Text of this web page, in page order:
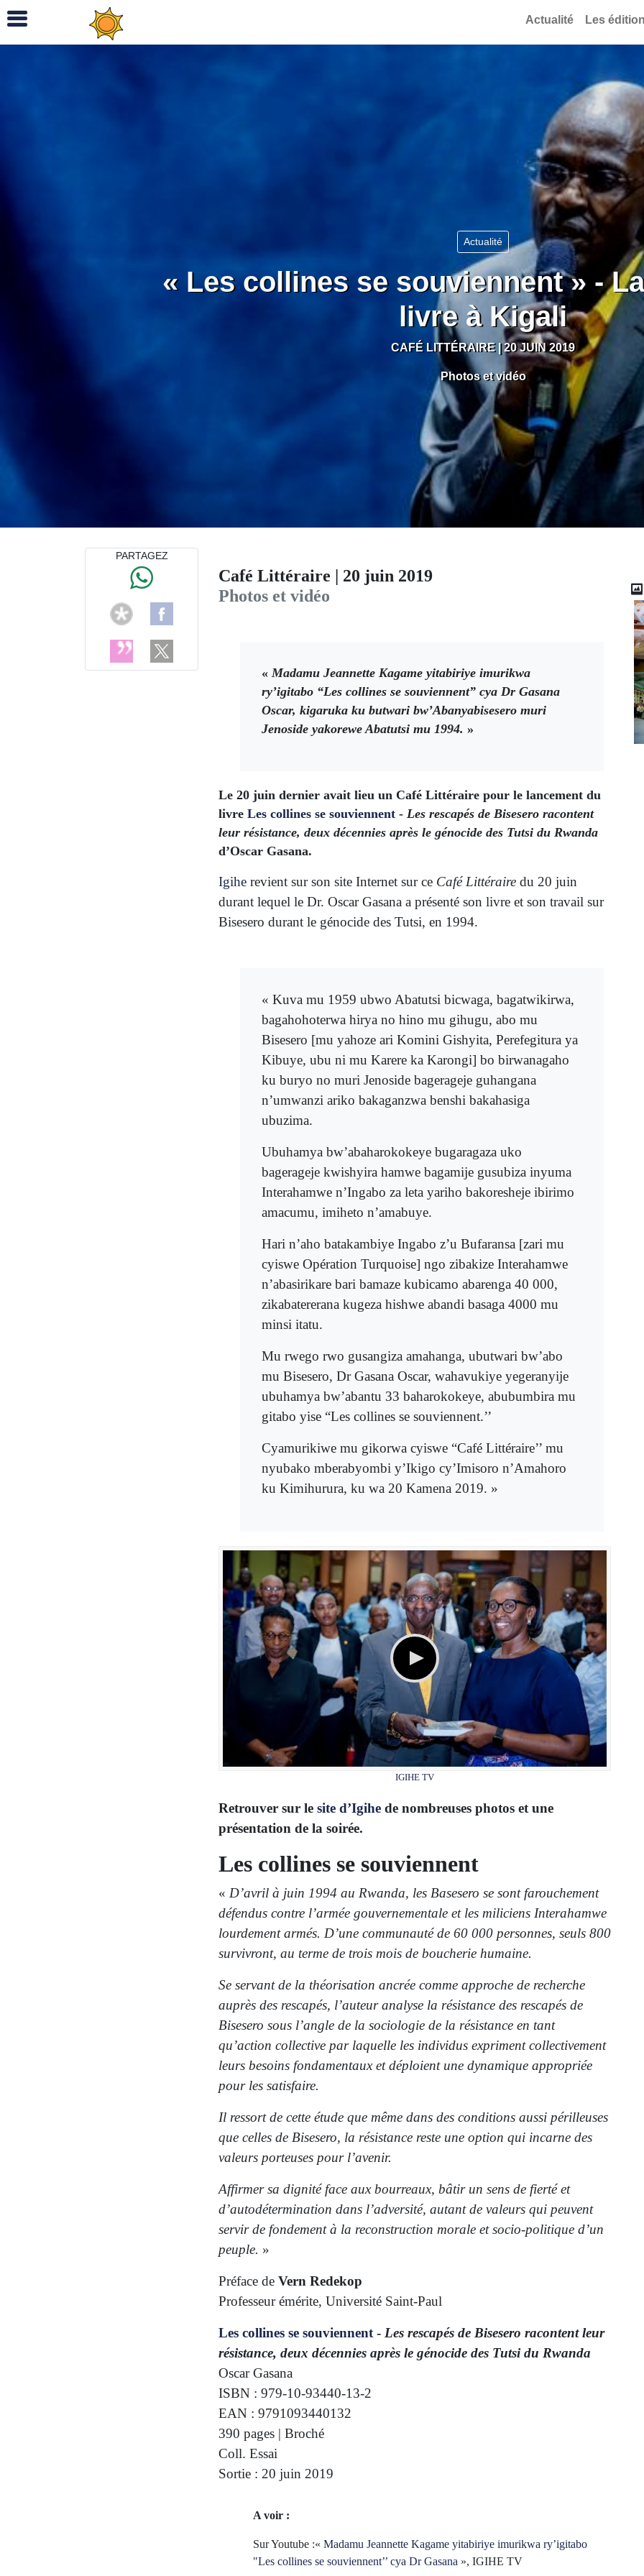
Actualité Les
Actualité
« Les collines se souviennent » -
livre à Kigali
CAFÉ LITTÉRAIRE | 20 JUIN 2019
Photos et vidéo
Café Littéraire | 20 juin 2019
Photos et vidéo
« Madamu Jeannette Kagame yitabiriye imurikwa
ry’igitabo “Les collines se souviennent” cya Dr Gasana
Oscar, kigaruka ku butwari bw’Abanyabisesero muri
Jenoside yakorewe Abatutsi mu 1994. »
Le 20 juin dernier avait lieu un Café Littéraire pour le lancement du
livre Les collines se souviennent - Les rescapés de Bisesero racontent
leur résistance, deux décennies après le génocide des Tutsi du Rwanda
d’Oscar Gasana.
Igihe revient sur son site Internet sur ce Café Littéraire du 20 juin
durant lequel le Dr. Oscar Gasana a présenté son livre et son travail sur
Bisesero durant le génocide des Tutsi, en 1994.
« Kuva mu 1959 ubwo Abatutsi bicwaga, bagatwikirwa,
bagahohoterwa hirya no hino mu gihugu, abo mu
Bisesero [mu yahoze ari Komini Gishyita, Perefegitura ya
Kibuye, ubu ni mu Karere ka Karongi] bo birwanagaho
ku buryo no muri Jenoside bagerageje guhangana
n’umwanzi ariko bakaganzwa benshi bakahasiga
ubuzima.
Ubuhamya bw’abaharokokeye bugaragaza uko
bagerageje kwishyira hamwe bagamije gusubiza inyuma
Interahamwe n’Ingabo za leta yariho bakoresheje ibirimo
amacumu, imiheto n’amabuye.
Hari n’aho batakambiye Ingabo z’u Bufaransa [zari mu
cyiswe Opération Turquoise] ngo zibakize Interahamwe
n’abasirikare bari bamaze kubicamo abarenga 40 000,
zikabatererana kugeza hishwe abandi basaga 4000 mu
minsi itatu.
Mu rwego rwo gusangiza amahanga, ubutwari bw’abo
mu Bisesero, Dr Gasana Oscar, wahavukiye yegeranyije
ubuhamya bw’abantu 33 baharokokeye, abubumbira mu
gitabo yise “Les collines se souviennent.’’
Cyamurikiwe mu gikorwa cyiswe “Café Littéraire’’ mu
nyubako mberabyombi y’Ikigo cy’Imisoro n’Amahoro
ku Kimihurura, ku wa 20 Kamena 2019. »
IGIHE TV
Retrouver sur le site d’Igihe de nombreuses photos et une
présentation de la soirée.
Les collines se souviennent
« D’avril à juin 1994 au Rwanda, les Basesero se sont farouchement
défendus contre l’armée gouvernementale et les miliciens Interahamwe
lourdement armés. D’une communauté de 60 000 personnes, seuls 800
survivront, au terme de trois mois de boucherie humaine.
Se servant de la théorisation ancrée comme approche de recherche
auprès des rescapés, l’auteur analyse la résistance des rescapés de
Bisesero sous l’angle de la sociologie de la résistance en tant
qu’action collective par laquelle les individus expriment collectivement
leurs besoins fondamentaux et déploient une dynamique appropriée
pour les satisfaire.
Il ressort de cette étude que même dans des conditions aussi périlleuses
que celles de Bisesero, la résistance reste une option qui incarne des
valeurs porteuses pour l’avenir.
Affirmer sa dignité face aux bourreaux, bâtir un sens de fierté et
d’autodétermination dans l’adversité, autant de valeurs qui peuvent
servir de fondement à la reconstruction morale et socio-politique d’un
peuple. »
Préface de Vern Redekop
Professeur émérite, Université Saint-Paul
Les collines se souviennent - Les rescapés de Bisesero racontent leur
résistance, deux décennies après le génocide des Tutsi du Rwanda
Oscar Gasana
ISBN : 979-10-93440-13-2
EAN : 9791093440132
390 pages | Broché
Coll. Essai
Sortie : 20 juin 2019
A voir :
Sur Youtube :« Madamu Jeannette Kagame yitabiriye imurikwa ry’igitabo
"Les collines se souviennent’’ cya Dr Gasana », IGIHE TV
PARTAGEZ